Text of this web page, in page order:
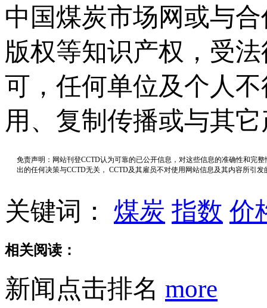
中国煤炭市场网或与
版权等知识产权，受
可，任何单位及个人
用、复制传播或与其
免责声明：网站刊登CCTD认为可靠的已公开信息，对这些信息的准确性和完
出的任何决策与CCTD无关， CCTD及其雇员不对使用网站信息及其内容所引
关键词： 煤炭 指数 价
相关阅读：
新闻点击排名 more